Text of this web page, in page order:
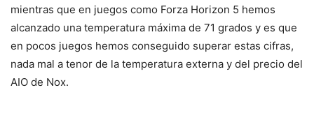
mientras que en juegos como Forza Horizon 5 hemos
alcanzado una temperatura máxima de 71 grados y es que
en pocos juegos hemos conseguido superar estas cifras,
nada mal a tenor de la temperatura externa y del precio del
AIO de Nox.